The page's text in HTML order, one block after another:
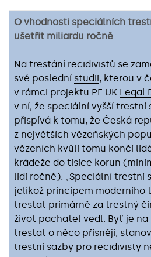
O vhodnosti speciálních
ušetřit miliardu ročně
Na trestání recidivistů se
své poslední studii, kterou v
v rámci projektu PF UK Legal
v ní, že speciální vyšší
přispívá k tomu, že Česká
z největších vězeňských
vězeních kvůli tomu končí
krádeže do tisíce korun
lidí ročně). „Speciální trestní
jelikož principem moderního
trestat primárně za trestný
život pachatel vedl. Byť je
trestat o něco přísněji,
trestní sazby pro recidivisty